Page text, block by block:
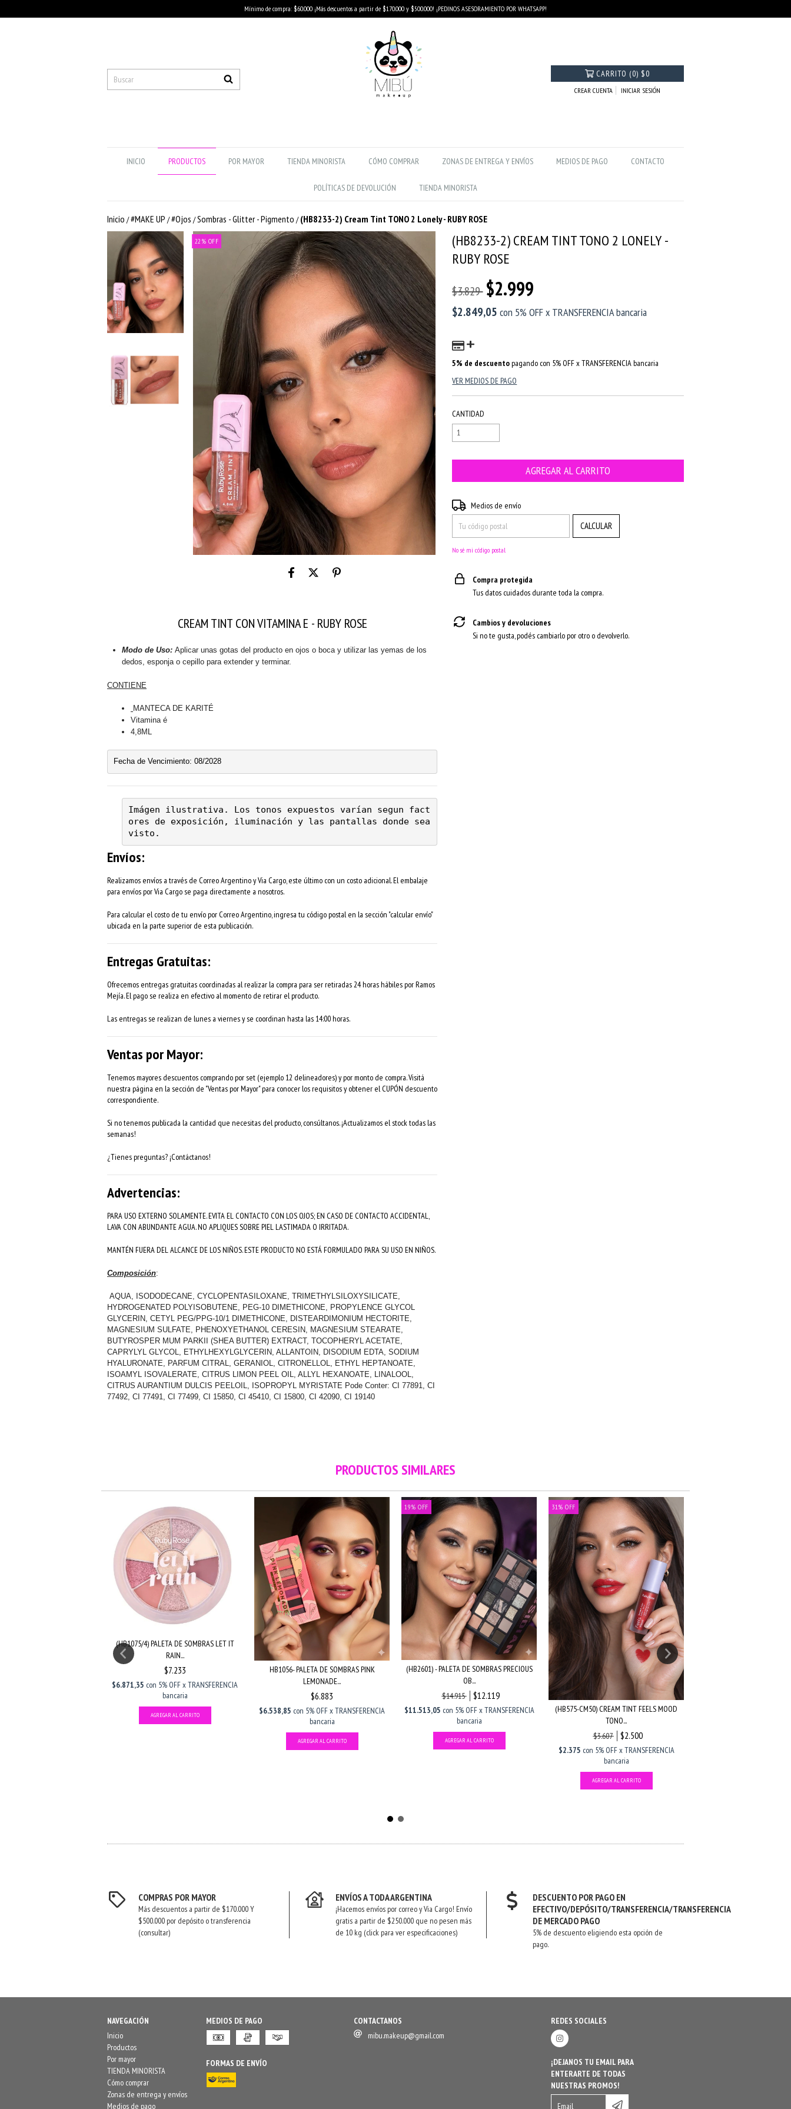
Mínimo de compra: $60.000 ¡Más descuentos a partir de $170.000 y $500.000! ¡PEDINOS ASESORAMIENTO POR WHATSAPP!
CARRITO (0) $0
CREAR CUENTA INICIAR SESIÓN
INICIO PRODUCTOS POR MAYOR TIENDA MINORISTA CÓMO COMPRAR ZONAS DE ENTREGA Y ENVÍOS MEDIOS DE PAGO CONTACTO
POLÍTICAS DE DEVOLUCIÓN TIENDA MINORISTA
Inicio /#MAKE UP /#Ojos /Sombras - Glitter - Pigmento / (HB8233-2) Cream Tint TONO 2 Lonely - RUBY ROSE
22 % OFF
CREAM TINT CON VITAMINA E - RUBY ROSE
Modo de Uso: Aplicar unas gotas del producto en ojos o boca y utilizar las yemas de los
dedos, esponja o cepillo para extender y terminar.
CONTIENE
MANTECA DE KARITÉ
Vitamina é
4,8ML
Fecha de Vencimiento: 08/2028
Imágen ilustrativa. Los tonos expuestos varían segun fact
ores de exposición, iluminación y las pantallas donde sea
visto.
Envíos:
Realizamos envíos a través de Correo Argentino y Via Cargo, este último con un costo adicional. El embalaje
para envíos por Via Cargo se paga directamente a nosotros.
Para calcular el costo de tu envío por Correo Argentino, ingresa tu código postal en la sección "calcular envío"
ubicada en la parte superior de esta publicación.
Entregas Gratuitas:
Ofrecemos entregas gratuitas coordinadas al realizar la compra para ser retiradas 24 horas hábiles por Ramos
Mejía. El pago se realiza en efectivo al momento de retirar el producto.
Las entregas se realizan de lunes a viernes y se coordinan hasta las 14:00 horas.
Ventas por Mayor:
Tenemos mayores descuentos comprando por set (ejemplo 12 delineadores) y por monto de compra. Visitá
nuestra página en la sección de "Ventas por Mayor" para conocer los requisitos y obtener el CUPÓN descuento
correspondiente.
Si no tenemos publicada la cantidad que necesitas del producto, consúltanos. ¡Actualizamos el stock todas las
semanas!
¿Tienes preguntas? ¡Contáctanos!
Advertencias:
PARA USO EXTERNO SOLAMENTE. EVITA EL CONTACTO CON LOS OJOS; EN CASO DE CONTACTO ACCIDENTAL,
LAVA CON ABUNDANTE AGUA. NO APLIQUES SOBRE PIEL LASTIMADA O IRRITADA.
MANTÉN FUERA DEL ALCANCE DE LOS NIÑOS. ESTE PRODUCTO NO ESTÁ FORMULADO PARA SU USO EN NIÑOS.
Composición:
AQUA, ISODODECANE, CYCLOPENTASILOXANE, TRIMETHYLSILOXYSILICATE,
HYDROGENATED POLYISOBUTENE, PEG-10 DIMETHICONE, PROPYLENCE GLYCOL
GLYCERIN, CETYL PEG/PPG-10/1 DIMETHICONE, DISTEARDIMONIUM HECTORITE,
MAGNESIUM SULFATE, PHENOXYETHANOL CERESIN, MAGNESIUM STEARATE,
BUTYROSPER MUM PARKII (SHEA BUTTER) EXTRACT, TOCOPHERYL ACETATE,
CAPRYLYL GLYCOL, ETHYLHEXYLGLYCERIN, ALLANTOIN, DISODIUM EDTA, SODIUM
HYALURONATE, PARFUM CITRAL, GERANIOL, CITRONELLOL, ETHYL HEPTANOATE,
ISOAMYL ISOVALERATE, CITRUS LIMON PEEL OIL, ALLYL HEXANOATE, LINALOOL,
CITRUS AURANTIUM DULCIS PEELOIL, ISOPROPYL MYRISTATE Pode Conter: CI 77891, CI
77492, CI 77491, CI 77499, CI 15850, CI 45410, CI 15800, CI 42090, CI 19140
(HB8233-2) CREAM TINT TONO 2 LONELY -
RUBY ROSE
$3.829 $2.999
$2.849,05con 5% OFF x TRANSFERENCIA bancaria
5% de descuentopagando con 5% OFF x TRANSFERENCIA bancaria
VER MEDIOS DE PAGO
CANTIDAD
Entregas para el CP:
Medios de envío
CALCULAR
No sé mi código postal
Compra protegida
Tus datos cuidados durante toda la compra.
Cambios y devoluciones
Si no te gusta, podés cambiarlo por otro o devolverlo.
PRODUCTOS SIMILARES
(HB1075/4) PALETA DE SOMBRAS LET IT
RAIN...
$7.233
$6.871,35 con 5% OFF x TRANSFERENCIA
bancaria
HB1056- PALETA DE SOMBRAS PINK
LEMONADE...
$6.883
$6.538,85 con 5% OFF x TRANSFERENCIA
bancaria
19% OFF
(HB2601) - PALETA DE SOMBRAS PRECIOUS
OB...
$14.915
$12.119
$11.513,05 con 5% OFF x TRANSFERENCIA
bancaria
31% OFF
(HB575-CM50) CREAM TINT FEELS MOOD
TONO...
$3.607
$2.500
$2.375 con 5% OFF x TRANSFERENCIA
bancaria
COMPRAS POR MAYOR
Más descuentos a partir de $170.000 Y
$500.000 por depósito o transferencia
(consultar)
ENVÍOS A TODA ARGENTINA
¡Hacemos envíos por correo y Via Cargo! Envío
gratis a partir de $250.000 que no pesen más
de 10 kg (click para ver especificaciones)
DESCUENTO POR PAGO EN
EFECTIVO/DEPÓSITO/TRANSFERENCIA/TRANSFERENCIA
DE MERCADO PAGO
5% de descuento eligiendo esta opción de
pago.
NAVEGACIÓN
Inicio
Productos
Por mayor
TIENDA MINORISTA
Cómo comprar
Zonas de entrega y envíos
Medios de pago
MEDIOS DE PAGO
FORMAS DE ENVÍO
CONTACTANOS
mibu.makeup@gmail.com
REDES SOCIALES
¡DEJANOS TU EMAIL PARA
ENTERARTE DE TODAS
NUESTRAS PROMOS!